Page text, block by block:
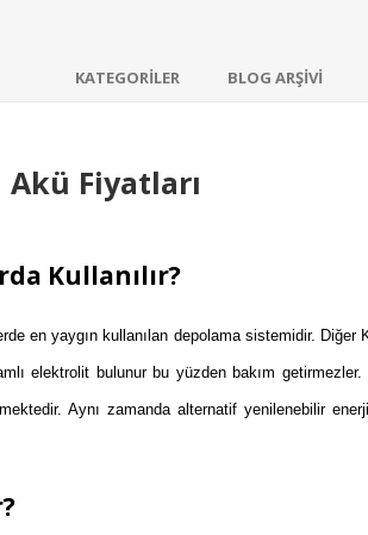
Akü Fiyatları
Kullanılır?
en yaygın kullanılan depolama sistemidir. Diğer
elektrolit bulunur bu yüzden bakım
Aynı zamanda alternatif yenilenebilir
KATEGORILER BLOG ARŞIVI